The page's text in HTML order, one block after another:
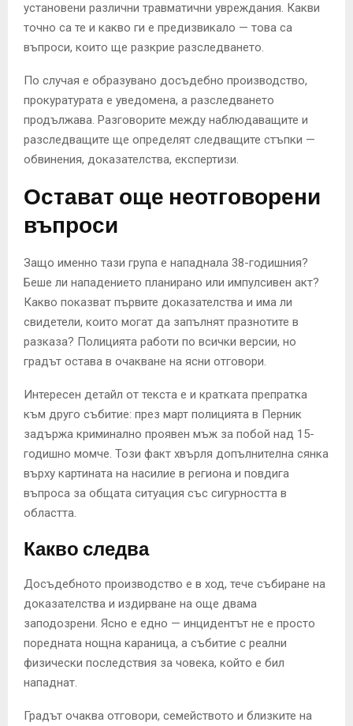
установени различни травматични увреждания. Какви
точно са те и какво ги е предизвикало — това са
въпроси, които ще разкрие разследването.
По случая е образувано досъдебно производство,
прокуратурата е уведомена, а разследването
продължава. Разговорите между наблюдаващите и
разследващите ще определят следващите стъпки —
обвинения, доказателства, експертизи.
Остават още неотговорени
въпроси
Защо именно тази група е нападнала 38-годишния?
Беше ли нападението планирано или импулсивен акт?
Какво показват първите доказателства и има ли
свидетели, които могат да запълнят празнотите в
разказа? Полицията работи по всички версии, но
градът остава в очакване на ясни отговори.
Интересен детайл от текста е и кратката препратка
към друго събитие: през март полицията в Перник
задържа криминално проявен мъж за побой над 15-
годишно момче. Този факт хвърля допълнителна сянка
върху картината на насилие в региона и повдига
въпроса за общата ситуация със сигурността в
областта.
Какво следва
Досъдебното производство е в ход, тече събиране на
доказателства и издирване на още двама
заподозрени. Ясно е едно — инцидентът не е просто
поредната нощна караница, а събитие с реални
физически последствия за човека, който е бил
нападнат.
Градът очаква отговори, семейството и близките на